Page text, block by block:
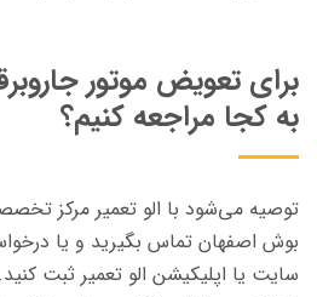
برای تعویض موتور
به کجا مراجعه کنیم؟
توصیه می‌شود با الو تعمیر مرکز
بوش اصفهان تماس بگیرید و یا
سایت یا اپلیکیشن الو تعمیر ثبت